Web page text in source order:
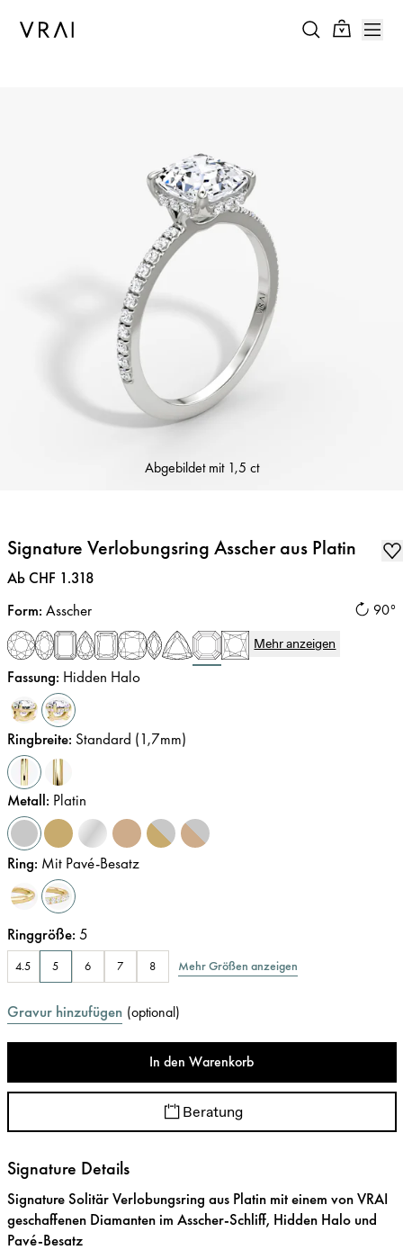
Abgebildet mit 1,5 ct
Signature Verlobungsring Asscher aus Platin
Preis:
Ab CHF 1.318
90°
Form: Asscher
Mehr anzeigen
Fassung: Hidden Halo
Ringbreite: Standard (1,7mm)
Metall: Platin
Ring: Mit Pavé-Besatz
Ringgröße: 5
4.5 5 6 7 8 Mehr Größen anzeigen
Gravur hinzufügen (optional)
In den Warenkorb
Beratung
Signature Details
Signature Solitär Verlobungsring aus Platin mit einem von VRAI
geschaffenen Diamanten im Asscher-Schliff, Hidden Halo und
Pavé-Besatz